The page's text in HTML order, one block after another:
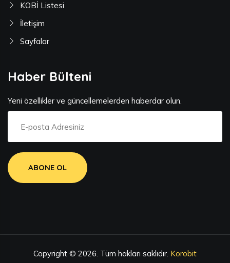
KOBİ Listesi
İletişim
Sayfalar
Haber Bülteni
Yeni özellikler ve güncellemelerden haberdar olun.
ABONE OL
Copyright © 2026. Tüm hakları saklıdır. Korobit